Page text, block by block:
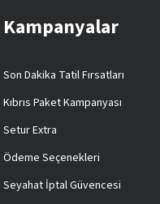
Kampanyalar
Son Dakika Tatil Fırsatları
Kıbrıs Paket Kampanyası
Setur Extra
Ödeme Seçenekleri
Seyahat İptal Güvencesi